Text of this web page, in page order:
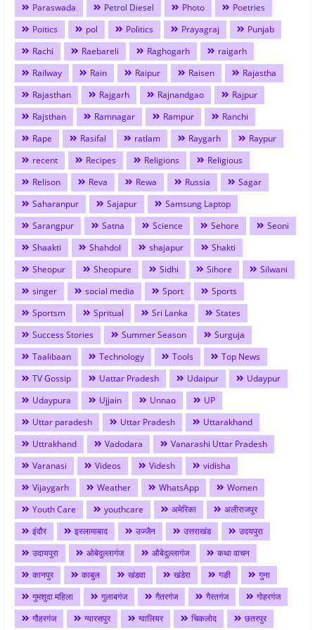
Paraswada
Petrol Diesel Photo
Poetries
Poitics
pol Politics Prayagraj
Punjab
Rachi
Raebareli Raghogarh
raigarh
Railway
Rain Raipur Raisen
Rajastha
Rajasthan
Rajgarh Rajnandgao
Rajpur
Rajsthan
Ramnagar Rampur
Ranchi
Rape
Rasifal ratlam Raygarh
Raypur
recent
Recipes Religions
Religious
Relison
Reva Rewa Russia
Sagar
Saharanpur
Sajapur
Samsung Laptop
Sarangpur
Satna Science Sehore
Seoni
Shaakti
Shahdol shajapur
Shakti
Sheopur
Sheopure Sidhi Sihore
Silwani
singer
social media Sport
Sports
Sportsm
Spritual Sri Lanka
States
Success Stories
Summer Season
Surguja
Taalibaan
Technology Tools
Top News
TV Gossip
Uattar Pradesh Udaipur
Udaypur
Udaypura
Ujjain Unnao
UP
Uttar paradesh
Uttar Pradesh
Uttarakhand
Uttrakhand
Vadodara
Vanarashi Uttar Pradesh
Varanasi
Videos Videsh
vidisha
Vijaygarh
Weather WhatsApp
Women
Youth Care
youthcare अमेरिका
अलीराजपुर
इंदौर
इस्लामाबाद उज्जैन उत्तराखंड
उदयपुरा
उदायपुरा
ओबेदुल्लागंज औबेदुल्लागंज
कथा वाचन
कानपुर
काबुल खंडवा खंडेरा गङी
गुना
गुमशुदा महिला
गुलाबगंज गैतरगंज गैरतगंज
गोहरगंज
गौहरगंज
ग्यारसपुर ग्वालियर चिकलोद
छतरपुर